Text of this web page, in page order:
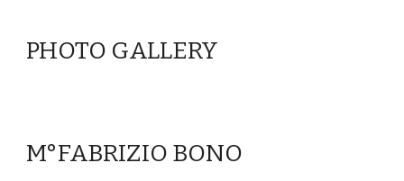
PHOTO GALLERY
M°FABRIZIO BONO